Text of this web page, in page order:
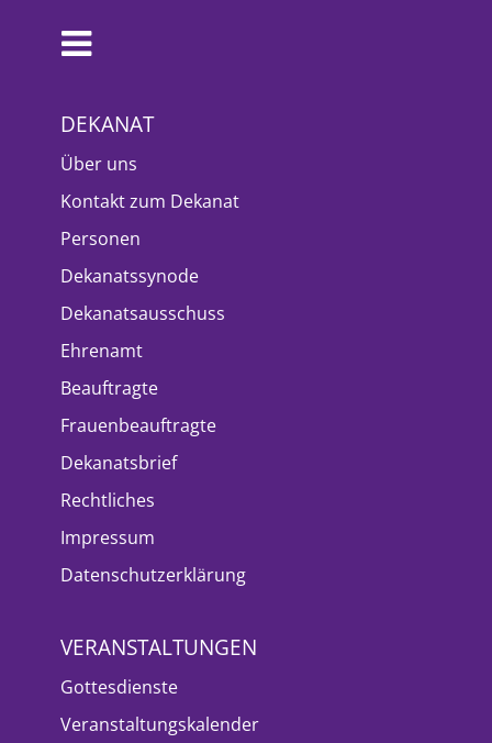
DEKANAT
Über uns
Kontakt zum Dekanat
Personen
Dekanatssynode
Dekanatsausschuss
Ehrenamt
Beauftragte
Frauenbeauftragte
Dekanatsbrief
Rechtliches
Impressum
Datenschutzerklärung
VERANSTALTUNGEN
Gottesdienste
Veranstaltungskalender